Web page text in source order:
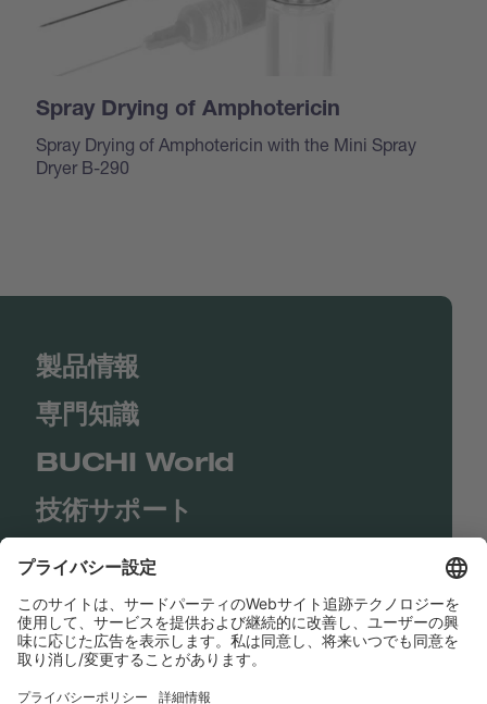
Spray Drying of Amphotericin
Spray Drying of Amphotericin with the Mini Spray
Dryer B-290
製品情報
専門知識
BUCHI World
技術サポート
Shop
Contact us